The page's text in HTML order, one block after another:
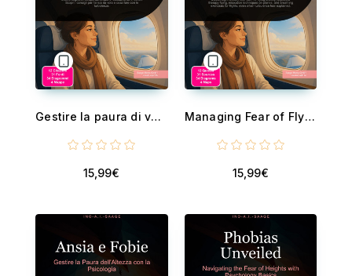
Gestire la paura di volare: Tecniche psicologiche per affrontare l'aerofobia - Un percorso di psicologia pratica con esposizione graduale, terapia cognitivo comportamentale e rilassamento in aereo. Scopri i consigli per l'an...
15,99€
Managing Fear of Flying: A Psychology Guide to Aviophobia - Master flight anxiety with CBT for flying anxiety, exposure therapy flying, relaxation techniques on planes, and breathing exercises for flights, even when turbulen...
15,99€